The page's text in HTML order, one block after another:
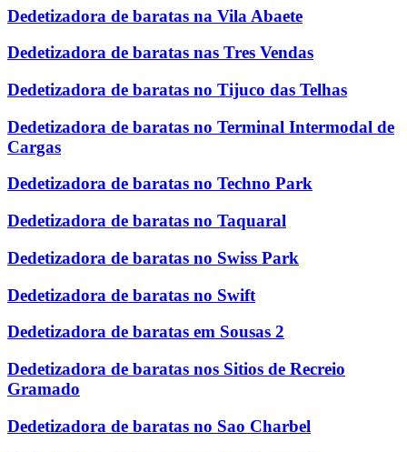
Dedetizadora de baratas na Vila Abaete
Dedetizadora de baratas nas Tres Vendas
Dedetizadora de baratas no Tijuco das Telhas
Dedetizadora de baratas no Terminal Intermodal de
Cargas
Dedetizadora de baratas no Techno Park
Dedetizadora de baratas no Taquaral
Dedetizadora de baratas no Swiss Park
Dedetizadora de baratas no Swift
Dedetizadora de baratas em Sousas 2
Dedetizadora de baratas nos Sitios de Recreio
Gramado
Dedetizadora de baratas no Sao Charbel